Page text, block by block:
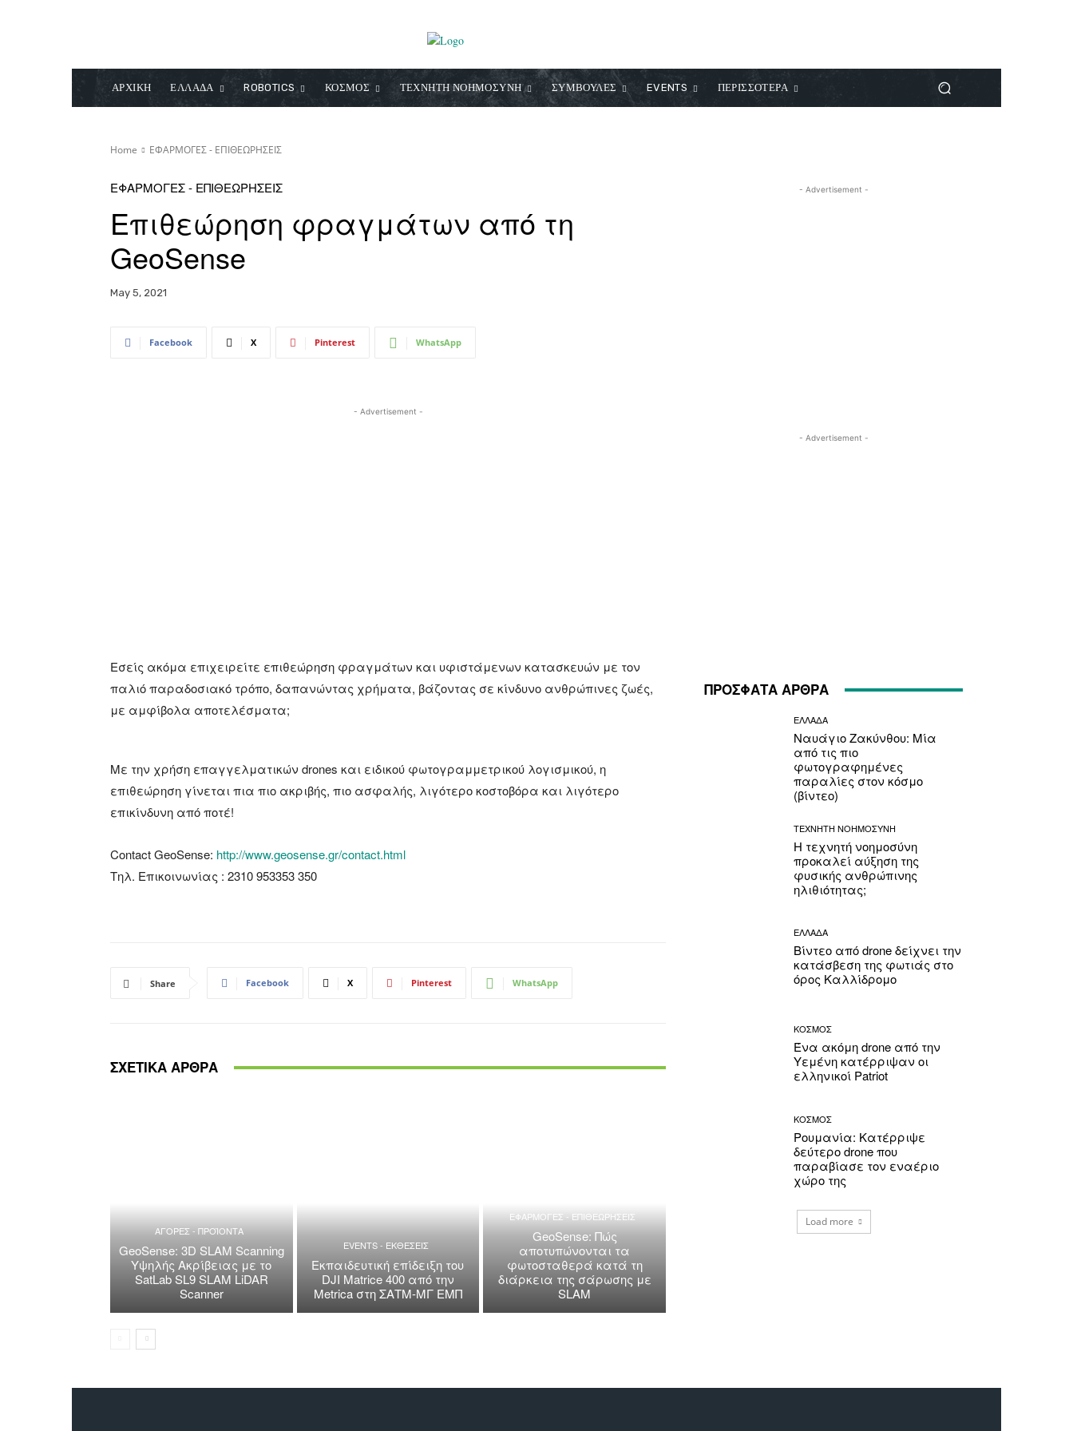
ΑΡΧΙΚΗ ΕΛΛΑΔΑ ROBOTICS ΚΟΣΜΟΣ ΤΕΧΝΗΤΗ ΝΟΗΜΟΣΥΝΗ ΣΥΜΒΟΥΛΕΣ EVENTS ΠΕΡΙΣΣΟΤΕΡΑ
Home ΕΦΑΡΜΟΓΕΣ - ΕΠΙΘΕΩΡΗΣΕΙΣ
ΕΦΑΡΜΟΓΕΣ - ΕΠΙΘΕΩΡΗΣΕΙΣ
Επιθεώρηση φραγμάτων από τη
GeoSense
May 5, 2021
Facebook X Pinterest WhatsApp
- Advertisement -
Εσείς ακόμα επιχειρείτε επιθεώρηση φραγμάτων και υφιστάμενων κατασκευών με τον
παλιό παραδοσιακό τρόπο, δαπανώντας χρήματα, βάζοντας σε κίνδυνο ανθρώπινες ζωές,
με αμφίβολα αποτελέσματα;
Με την χρήση επαγγελματικών drones και ειδικού φωτογραμμετρικού λογισμικού, η
επιθεώρηση γίνεται πια πιο ακριβής, πιο ασφαλής, λιγότερο κοστοβόρα και λιγότερο
επικίνδυνη από ποτέ!
Contact GeoSense: http://www.geosense.gr/contact.html
Τηλ. Επικοινωνίας : 2310 953353 350
Share Facebook X Pinterest WhatsApp
ΣΧΕΤΙΚΑ ΑΡΘΡΑ
ΑΓΟΡΕΣ - ΠΡΟΪΟΝΤΑ
GeoSense: 3D SLAM Scanning
Υψηλής Ακρίβειας με το
SatLab SL9 SLAM LiDAR
Scanner
EVENTS - ΕΚΘΕΣΕΙΣ
Εκπαιδευτική επίδειξη του
DJI Matrice 400 από την
Metrica στη ΣΑΤΜ-ΜΓ ΕΜΠ
ΕΦΑΡΜΟΓΕΣ - ΕΠΙΘΕΩΡΗΣΕΙΣ
GeoSense: Πώς
αποτυπώνονται τα
φωτοσταθερά κατά τη
διάρκεια της σάρωσης με
SLAM
- Advertisement -
- Advertisement -
ΠΡΟΣΦΑΤΑ ΑΡΘΡΑ
ΕΛΛΑΔΑ
Ναυάγιο Ζακύνθου: Μία
από τις πιο
φωτογραφημένες
παραλίες στον κόσμο
(βίντεο)
ΤΕΧΝΗΤΗ ΝΟΗΜΟΣΥΝΗ
Η τεχνητή νοημοσύνη
προκαλεί αύξηση της
φυσικής ανθρώπινης
ηλιθιότητας;
ΕΛΛΑΔΑ
Βίντεο από drone δείχνει την
κατάσβεση της φωτιάς στο
όρος Καλλίδρομο
ΚΟΣΜΟΣ
Ένα ακόμη drone από την
Υεμένη κατέρριψαν οι
ελληνικοί Patriot
ΚΟΣΜΟΣ
Ρουμανία: Κατέρριψε
δεύτερο drone που
παραβίασε τον εναέριο
χώρο της
Load more